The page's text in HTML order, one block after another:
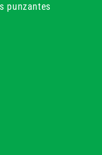
punzantes